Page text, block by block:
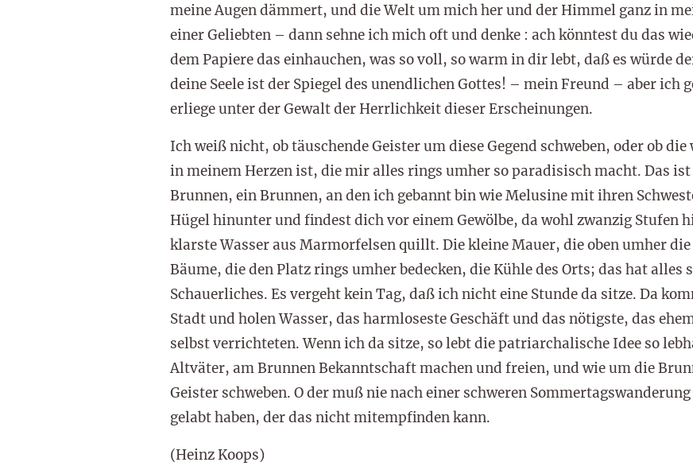
meine Augen dämmert, und die Welt um mich her und der Himmel ganz in
einer Geliebten – dann sehne ich mich oft und denke : ach könntest du das
dem Papiere das einhauchen, was so voll, so warm in dir lebt, daß es würde
deine Seele ist der Spiegel des unendlichen Gottes! – mein Freund – aber ich
erliege unter der Gewalt der Herrlichkeit dieser Erscheinungen.
Ich weiß nicht, ob täuschende Geister um diese Gegend schweben, oder ob
in meinem Herzen ist, die mir alles rings umher so paradisisch macht. Das
Brunnen, ein Brunnen, an den ich gebannt bin wie Melusine mit ihren
Hügel hinunter und findest dich vor einem Gewölbe, da wohl zwanzig Stufen
klarste Wasser aus Marmorfelsen quillt. Die kleine Mauer, die oben umher
Bäume, die den Platz rings umher bedecken, die Kühle des Orts; das hat alles
Schauerliches. Es vergeht kein Tag, daß ich nicht eine Stunde da sitze. Da
Stadt und holen Wasser, das harmloseste Geschäft und das nötigste, das
selbst verrichteten. Wenn ich da sitze, so lebt die patriarchalische Idee so
Altväter, am Brunnen Bekanntschaft machen und freien, und wie um die
Geister schweben. O der muß nie nach einer schweren
gelabt haben, der das nicht mitempfinden kann.
(Heinz Koops)